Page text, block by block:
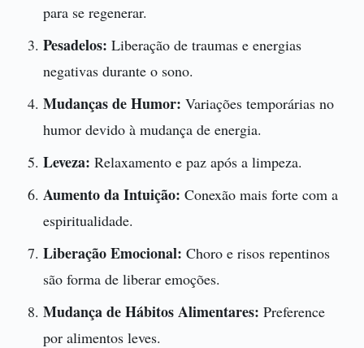
para se regenerar.
Pesadelos: Liberação de traumas e energias
negativas durante o sono.
Mudanças de Humor: Variações temporárias no
humor devido à mudança de energia.
Leveza: Relaxamento e paz após a limpeza.
Aumento da Intuição: Conexão mais forte com a
espiritualidade.
Liberação Emocional: Choro e risos repentinos
são forma de liberar emoções.
Mudança de Hábitos Alimentares: Preference
por alimentos leves.